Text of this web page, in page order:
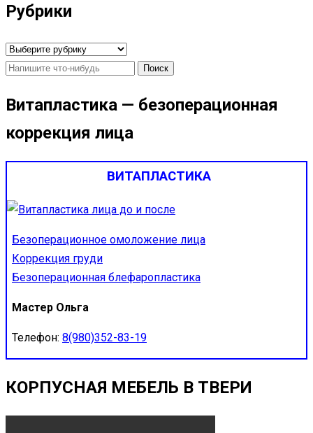
Рубрики
Рубрики
Найти:
Витапластика — безоперационная
коррекция лица
ВИТАПЛАСТИКА
Безоперационное омоложение лица
Коррекция груди
Безоперационная блефаропластика
Мастер Ольга
Телефон: 8(980)352-83-19
КОРПУСНАЯ МЕБЕЛЬ В ТВЕРИ